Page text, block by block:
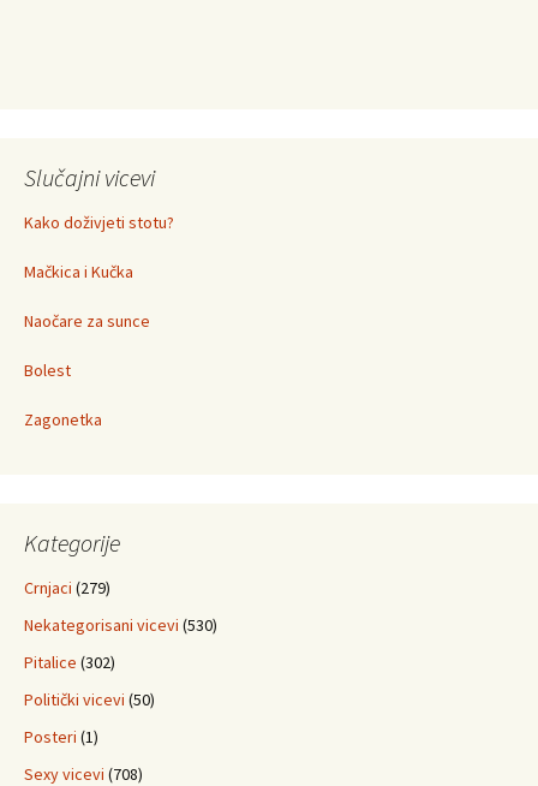
Slučajni vicevi
Kako doživjeti stotu?
Mačkica i Kučka
Naočare za sunce
Bolest
Zagonetka
Kategorije
Crnjaci (279)
Nekategorisani vicevi (530)
Pitalice (302)
Politički vicevi (50)
Posteri (1)
Sexy vicevi (708)